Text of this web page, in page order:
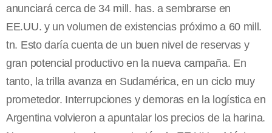
anunciará cerca de 34 mill. has. a sembrarse en
EE.UU. y un volumen de existencias próximo a 60 mill.
tn. Esto daría cuenta de un buen nivel de reservas y
gran potencial productivo en la nueva campaña. En
tanto, la trilla avanza en Sudamérica, en un ciclo muy
prometedor. Interrupciones y demoras en la logística en
Argentina volvieron a apuntalar los precios de la harina.